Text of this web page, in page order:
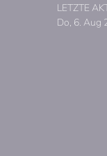
LETZTE
Do, 6. Aug